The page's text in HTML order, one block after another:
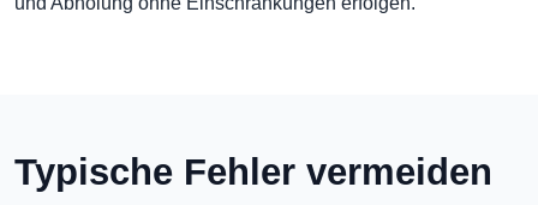
Typische Fehler vermeiden